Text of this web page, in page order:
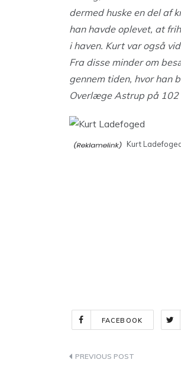
dermed huske en del af
han havde oplevet, at
i haven. Kurt var også
Fra disse minder om
gennem tiden, hvor han
Overlæge Astrup på
Kurt
FACEBOOK